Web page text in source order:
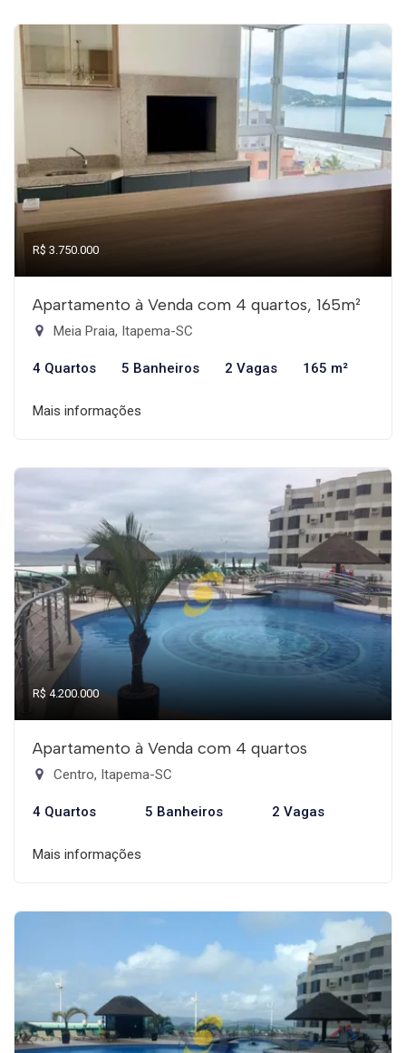
R$ 3.750.000
Apartamento à Venda com 4 quartos, 165m²
Meia Praia, Itapema-SC
4 Quartos 5 Banheiros 2 Vagas 165 m²
Mais informações
R$ 4.200.000
Apartamento à Venda com 4 quartos
Centro, Itapema-SC
4 Quartos 5 Banheiros 2 Vagas
Mais informações